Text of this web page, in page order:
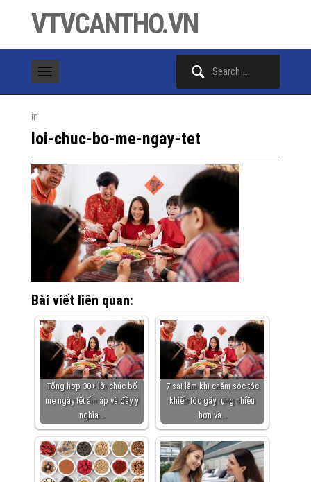
VTVCANTHO.VN
in
loi-chuc-bo-me-ngay-tet
Bài viết liên quan:
Tổng hợp 30+ lời chúc bố
mẹ ngày tết ấm áp và đầy ý
nghĩa…
7 sai lầm khi chăm sóc tóc
khiến tóc gãy rụng nhiều
hơn và…